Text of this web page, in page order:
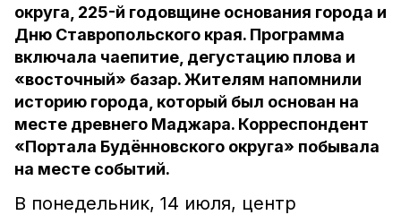
округа, 225-й годовщине основания города и
Дню Ставропольского края. Программа
включала чаепитие, дегустацию плова и
«восточный» базар. Жителям напомнили
историю города, который был основан на
месте древнего Маджара. Корреспондент
«Портала Будённовского округа» побывала
на месте событий.
В понедельник, 14 июля, центр